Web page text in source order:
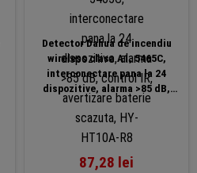
Detector Dahua de incendiu
wireless clasa A1, 5465C,
interconectare pana la 24
dispozitive, alarma >85 dB,
control IR, avertizare baterie
scazuta, HY-HT10A-R8
87,28 lei